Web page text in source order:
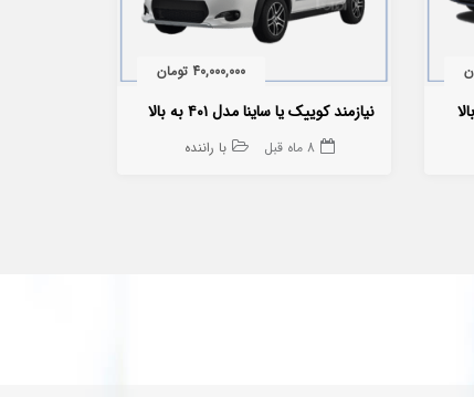
40,000,000 تومان
نیازمند کوییک یا ساینا مدل ۴۰۱ به بالا
8 ماه قبل با راننده